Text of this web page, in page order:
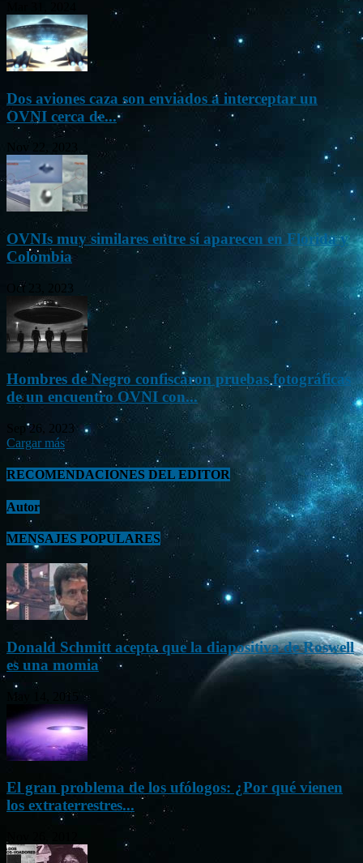
Dos aviones caza son enviados a interceptar un
OVNI cerca de...
OVNIs muy similares entre sí aparecen en Florida y
Colombia
Oct 23, 2023
Hombres de Negro confiscaron pruebas fotográficas
de un encuentro OVNI con...
Sep 26, 2023
Cargar más
RECOMENDACIONES DEL EDITOR
Autor
MENSAJES POPULARES
Donald Schmitt acepta que la diapositiva de Roswell
es una momia
May 14, 2015
El gran problema de los ufólogos: ¿Por qué vienen
los extraterrestres...